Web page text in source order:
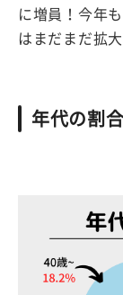
に増員！今年
はまだまだ拡大
年代の割